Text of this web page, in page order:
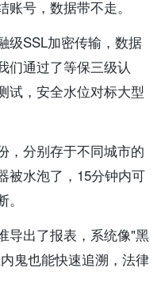
号，数据带不走。
级SSL加密传输，数据
们通过了等保三级认
试，安全水位对标大型
，分别存于不同城市的
被水泡了，15分钟内可
导出了报表，系统像"黑
鬼也能快速追溯，法律